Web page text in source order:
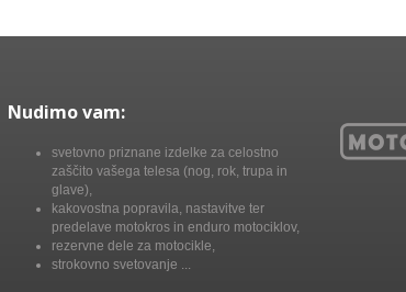
Nudimo vam:
svetovno priznane izdelke za celostno
zaščito vašega telesa (nog, rok, trupa in
glave),
kakovostna popravila, nastavitve ter
predelave motokros in enduro motociklov,
rezervne dele za motocikle,
strokovno svetovanje ...